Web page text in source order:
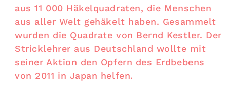
aus 11 000 Häkelquadraten, die Menschen
aus aller Welt gehäkelt haben. Gesammelt
wurden die Quadrate von Bernd Kestler. Der
Stricklehrer aus Deutschland wollte mit
seiner Aktion den Opfern des Erdbebens
von 2011 in Japan helfen.